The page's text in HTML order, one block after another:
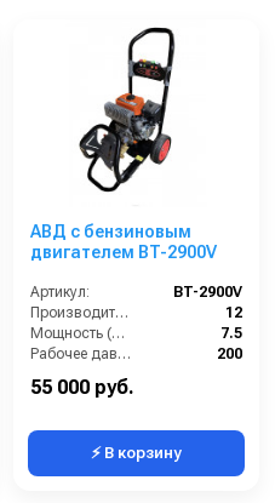
АВД с бензиновым
двигателем BT-2900V
Артикул:
BT-2900V
Производительность (л/мин):
12
Мощность (л.с.):
7.5
Рабочее давление (бар):
200
Обороты двигателя (об/мин):
55 000 руб.
⚡ В корзину